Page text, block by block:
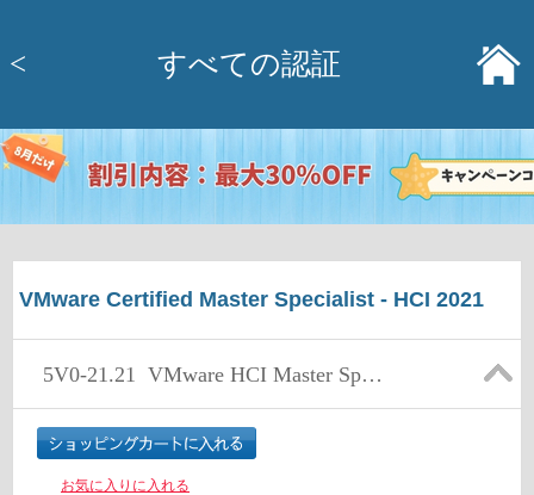
< すべての認証
VMware Certified Master Specialist - HCI 2021
5V0-21.21 VMware HCI Master Specialist
お気に入りに入れる